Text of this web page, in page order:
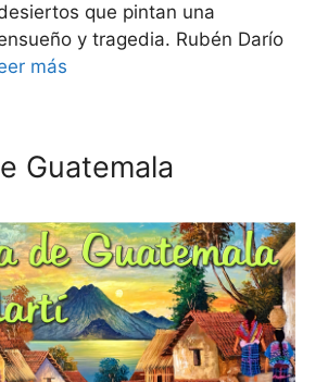
que pintan una
y tragedia. Rubén Darío
más
Guatemala